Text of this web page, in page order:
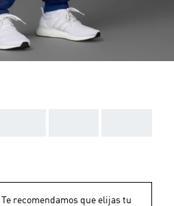
Te recomendamos que elijas tu